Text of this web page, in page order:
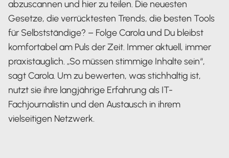
abzuscannen und hier zu teilen. Die neuesten
Gesetze, die verrücktesten Trends, die besten Tools
für Selbstständige? – Folge Carola und Du bleibst
komfortabel am Puls der Zeit. Immer aktuell, immer
praxistauglich. „So müssen stimmige Inhalte sein“,
sagt Carola. Um zu bewerten, was stichhaltig ist,
nutzt sie ihre langjährige Erfahrung als IT-
Fachjournalistin und den Austausch in ihrem
vielseitigen Netzwerk.